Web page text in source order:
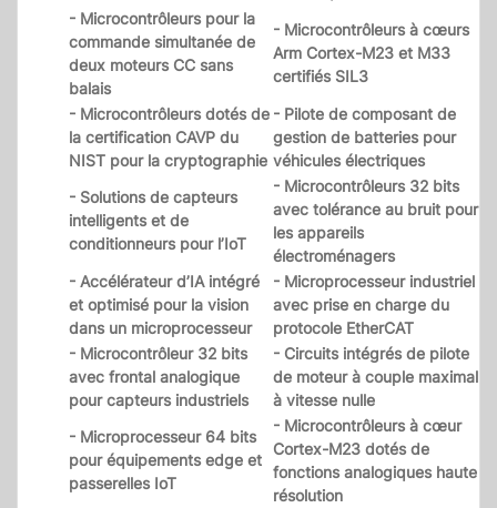
- Microcontrôleurs pour la
commande simultanée de
deux moteurs CC sans
balais
- Microcontrôleurs à cœurs
Arm Cortex-M23 et M33
certifiés SIL3
- Microcontrôleurs dotés de
la certification CAVP du
NIST pour la cryptographie
- Pilote de composant de
gestion de batteries pour
véhicules électriques
- Solutions de capteurs
intelligents et de
conditionneurs pour l’IoT
- Microcontrôleurs 32 bits
avec tolérance au bruit pour
les appareils
électroménagers
- Accélérateur d’IA intégré
et optimisé pour la vision
dans un microprocesseur
- Microprocesseur industriel
avec prise en charge du
protocole EtherCAT
- Microcontrôleur 32 bits
avec frontal analogique
pour capteurs industriels
- Circuits intégrés de pilote
de moteur à couple maximal
à vitesse nulle
- Microprocesseur 64 bits
pour équipements edge et
passerelles IoT
- Microcontrôleurs à cœur
Cortex-M23 dotés de
fonctions analogiques haute
résolution